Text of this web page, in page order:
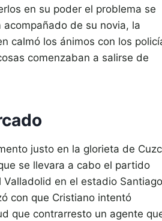
en su poder el problema se
de su novia, la
calmó los ánimos con los
comenzaban a salirse de
justo en la glorieta de
se llevara a cabo el partido
en el estadio Santiago
con que Cristiano intentó
que contrarresto un agente